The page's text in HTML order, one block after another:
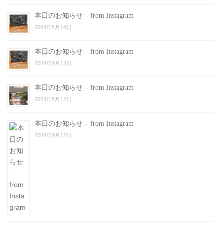
本日のお知らせ – from Instagram
2024年9月14日
本日のお知らせ – from Instagram
2024年9月13日
本日のお知らせ – from Instagram
2024年9月12日
本日のお知らせ – from Instagram
2024年9月12日